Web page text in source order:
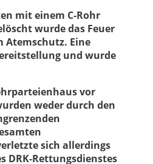
mit einem C-Rohr
wurde das Feuer
Atemschutz. Eine
und wurde
vor
weder durch den
sich allerdings
DRK-Rettungsdienstes